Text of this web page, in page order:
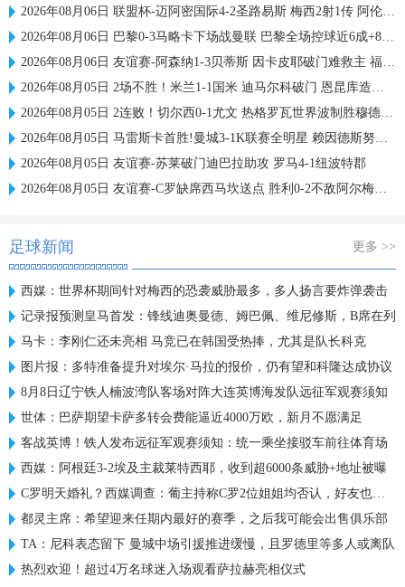
2026年08月06日 联盟杯-迈阿密国际4-2圣路易斯 梅西2射1传 阿伦助攻戴帽
2026年08月06日 巴黎0-3马略卡下场战曼联 巴黎全场控球近6成+8射3正未果
2026年08月06日 友谊赛-阿森纳1-3贝蒂斯 因卡皮耶破门难救主 福纳尔斯1射2传
2026年08月05日 2场不胜！米兰1-1国米 迪马尔科破门 恩昆库造点+点射拉莫斯登场
2026年08月05日 2连败！切尔西0-1尤文 热格罗瓦世界波制胜穆德里克时隔614天复出
2026年08月05日 马雷斯卡首胜!曼城3-1K联赛全明星 赖因德斯努里破门塞梅尼奥助攻
2026年08月05日 友谊赛-苏莱破门迪巴拉助攻 罗马4-1纽波特郡
2026年08月05日 友谊赛-C罗缺席西马坎送点 胜利0-2不敌阿尔梅里亚
足球新闻 更多 >>
西媒：世界杯期间针对梅西的恐袭威胁最多，多人扬言要炸弹袭击
记录报预测皇马首发：锋线迪奥曼德、姆巴佩、维尼修斯，B席在列
马卡：李刚仁还未亮相 马竞已在韩国受热捧，尤其是队长科克
图片报：多特准备提升对埃尔·马拉的报价，仍有望和科隆达成协议
8月8日辽宁铁人楠波湾队客场对阵大连英博海发队远征军观赛须知
世体：巴萨期望卡萨多转会费能逼近4000万欧，新月不愿满足
客战英博！铁人发布远征军观赛须知：统一乘坐接驳车前往体育场
西媒：阿根廷3-2埃及主裁莱特西耶，收到超6000条威胁+地址被曝
C罗明天婚礼？西媒调查：葡主持称C罗2位姐姐均否认，好友也否认
都灵主席：希望迎来任期内最好的赛季，之后我可能会出售俱乐部
TA：尼科表态留下 曼城中场引援推进缓慢，且罗德里等多人或离队
热烈欢迎！超过4万名球迷入场观看萨拉赫亮相仪式